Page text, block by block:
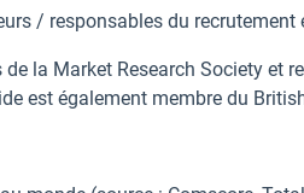
/ responsables du recrutement
la Market Research Society et
est également membre du